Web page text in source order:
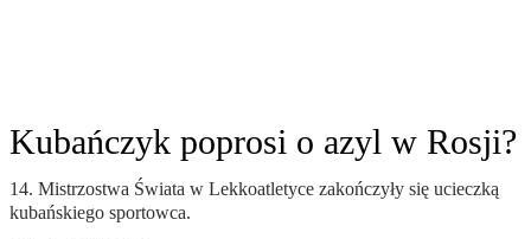
Kubańczyk poprosi o azyl w Rosji?
14. Mistrzostwa Świata w Lekkoatletyce zakończyły się ucieczką
kubańskiego sportowca.